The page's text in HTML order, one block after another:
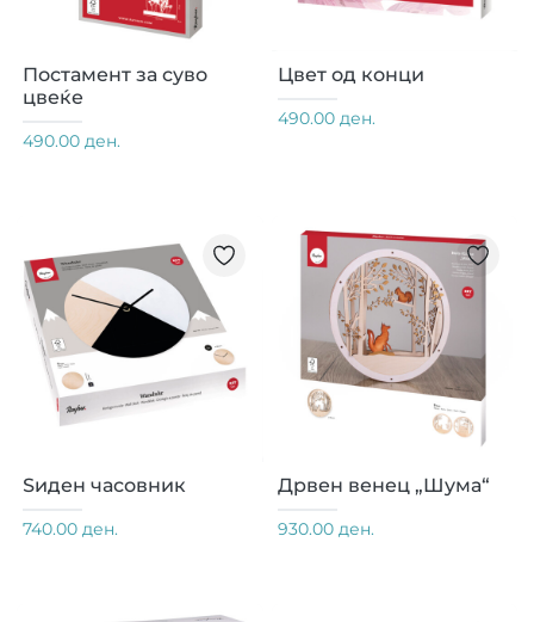
Постамент за суво
цвеќе
490.00 ден.
Цвет од конци
490.00 ден.
Ѕиден часовник
740.00 ден.
Дрвен венец „Шума“
930.00 ден.